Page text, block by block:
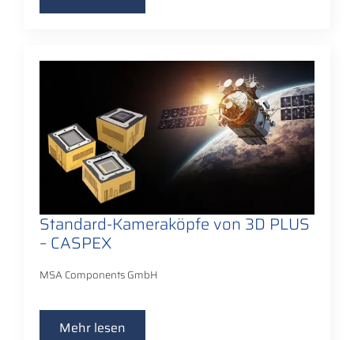
Standard-Kameraköpfe von 3D PLUS
– CASPEX
MSA Components GmbH
Mehr lesen